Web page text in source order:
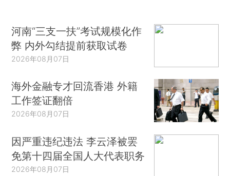
河南“三支一扶”考试规模化作
弊 内外勾结提前获取试卷
2026年08月07日
海外金融专才回流香港 外籍
工作签证翻倍
2026年08月07日
因严重违纪违法 李云泽被罢
免第十四届全国人大代表职务
2026年08月07日